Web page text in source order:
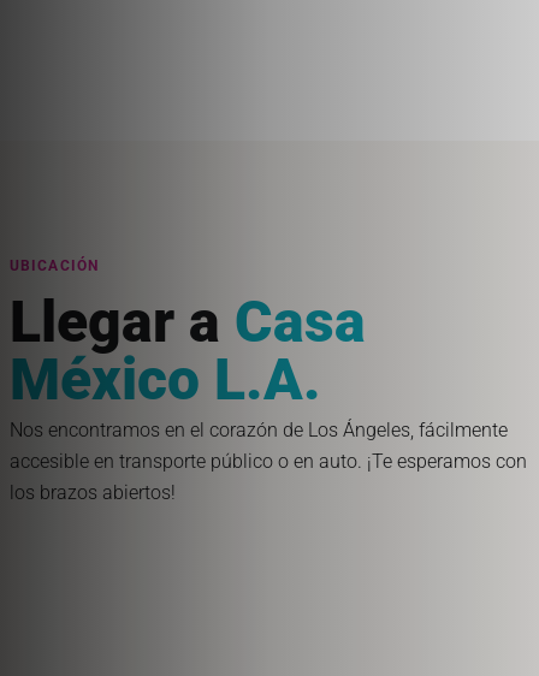
UBICACIÓN
Llegar a Casa
México L.A.
Nos encontramos en el corazón de Los Ángeles, fácilmente
accesible en transporte público o en auto. ¡Te esperamos con
los brazos abiertos!